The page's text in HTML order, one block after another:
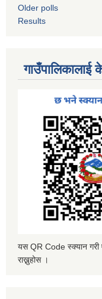
Older polls
Results
गाउँपालिकालाई
यस QR Code स्क्यान गरी
राख्नुहोस ।